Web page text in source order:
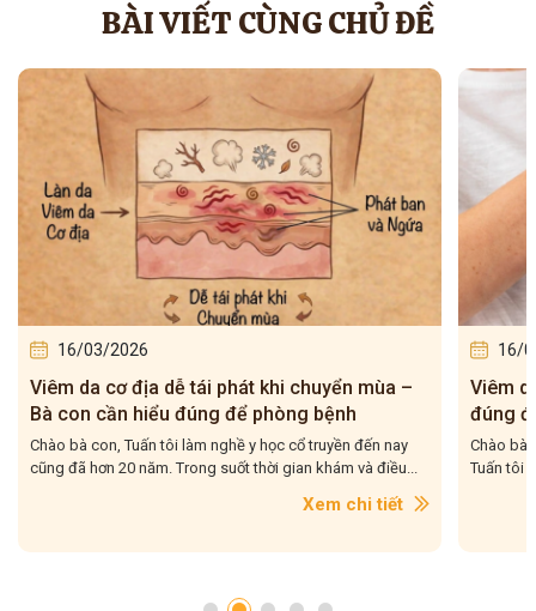
BÀI VIẾT CÙNG CHỦ ĐỀ
16/03/2026
Viêm da cơ địa dễ tái phát khi chuyển mùa –
Bà con cần hiểu đúng để phòng bệnh
Chào bà con, Tuấn tôi làm nghề y học cổ truyền đến nay
cũng đã hơn 20 năm. Trong suốt thời gian khám và điều...
Xem chi tiết
16/
Viêm
đúng
Chào bà
Tuấn tôi